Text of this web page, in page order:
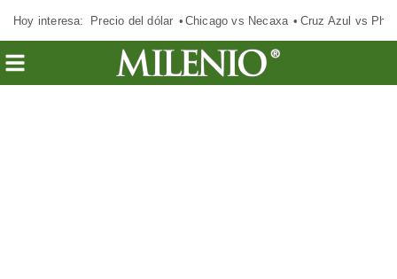
Hoy interesa: Precio del dólar Chicago vs Necaxa Cruz Azul vs